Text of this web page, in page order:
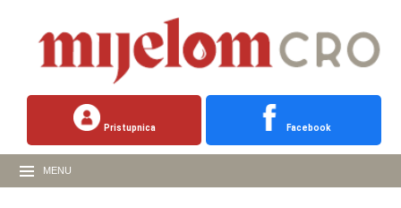
Pristupnica Facebook
MENU